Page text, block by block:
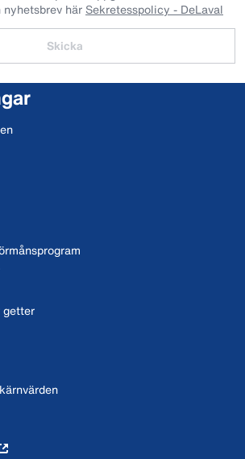
nyhetsbrev här Sekretesspolicy - DeLaval
Skicka
getter